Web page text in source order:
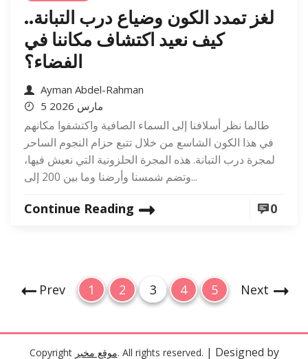
لغز تمدد الكون وضياع درب التبانة..
كيف نعيد اكتشاف مكاننا في
الفضاء؟
Ayman Abdel-Rahman
5 مارس 2026
طالما نظر أسلافنا إلى السماء الصافية واكتشفوا مكانهم
في هذا الكون الشاسع من خلال تتبع حزام النجوم الساحر
لمجرة درب التبانة. هذه المجرة الحلزونية التي نعيش فيها،
وتضم شمسنا وأرضنا وما بين 200 إلى...
Continue Reading 0
د
Prev
P
a
1
P
a
e
2
P
a
e
3
P
a
4
P
a
e
5 Next
Copyright موقع مخبر. All rights reserved. | Designed by